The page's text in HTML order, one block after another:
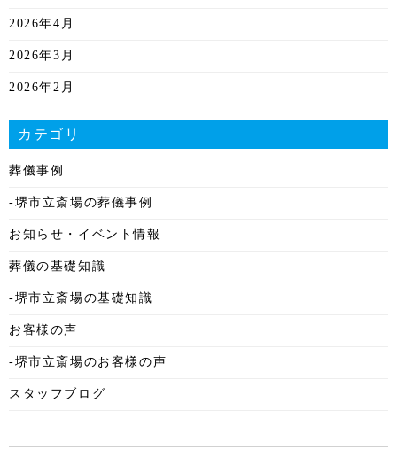
2026年4月
2026年3月
2026年2月
2026年1月
2025年12月
カテゴリ
葬儀事例
-堺市立斎場の葬儀事例
お知らせ・イベント情報
葬儀の基礎知識
-堺市立斎場の基礎知識
お客様の声
-堺市立斎場のお客様の声
スタッフブログ